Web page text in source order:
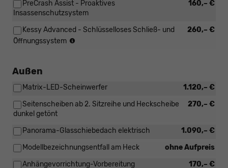
160,– €
PreCrash Assist - Proaktives
Insassenschutzsystem
260,– €
Kessy Advanced - Schlüsselloses Schließ- und
Öffnungssystem
Diebstahlwarnanlage
Innenraumüberwachung,
up-
und
Außen
1.120,– €
Matrix-LED-Scheinwerfer
270,– €
Seitenscheiben ab 2. Sitzreihe und Heckscheibe
dunkel getönt
1.090,– €
Panorama-Glasschiebedach elektrisch
ohne Aufpreis
Modellbezeichnungsentfall am Heck
170,– €
Anhängevorrichtung-Vorbereitung